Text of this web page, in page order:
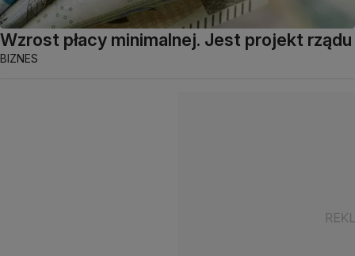
Wzrost płacy minimalnej. Jest projekt rządu
BIZNES